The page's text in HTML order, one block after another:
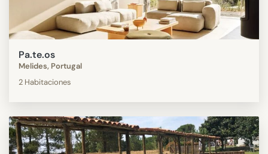
Pa.te.os
Melides, Portugal
2 Habitaciones